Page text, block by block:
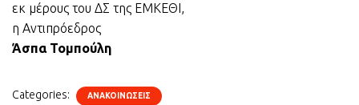
εκ μέρους του ΔΣ της ΕΜΚΕΘΙ,
η Αντιπρόεδρος
Άσπα Τομπούλη
Categories: ΑΝΑΚΟΙΝΩΣΕΙΣ